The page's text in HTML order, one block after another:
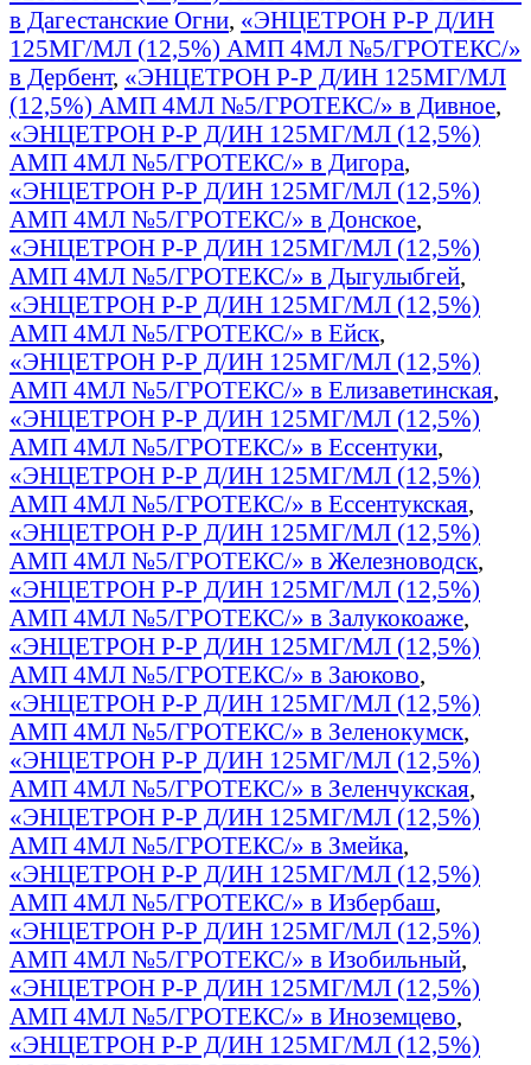
в Дагестанские Огни, «ЭНЦЕТРОН Р-Р Д/ИН
125МГ/МЛ (12,5%) АМП 4МЛ №5/ГРОТЕКС/»
в Дербент, «ЭНЦЕТРОН Р-Р Д/ИН 125МГ/МЛ
(12,5%) АМП 4МЛ №5/ГРОТЕКС/» в Дивное,
«ЭНЦЕТРОН Р-Р Д/ИН 125МГ/МЛ (12,5%)
АМП 4МЛ №5/ГРОТЕКС/» в Дигора,
«ЭНЦЕТРОН Р-Р Д/ИН 125МГ/МЛ (12,5%)
АМП 4МЛ №5/ГРОТЕКС/» в Донское,
«ЭНЦЕТРОН Р-Р Д/ИН 125МГ/МЛ (12,5%)
АМП 4МЛ №5/ГРОТЕКС/» в Дыгулыбгей,
«ЭНЦЕТРОН Р-Р Д/ИН 125МГ/МЛ (12,5%)
АМП 4МЛ №5/ГРОТЕКС/» в Ейск,
«ЭНЦЕТРОН Р-Р Д/ИН 125МГ/МЛ (12,5%)
АМП 4МЛ №5/ГРОТЕКС/» в Елизаветинская,
«ЭНЦЕТРОН Р-Р Д/ИН 125МГ/МЛ (12,5%)
АМП 4МЛ №5/ГРОТЕКС/» в Ессентуки,
«ЭНЦЕТРОН Р-Р Д/ИН 125МГ/МЛ (12,5%)
АМП 4МЛ №5/ГРОТЕКС/» в Ессентукская,
«ЭНЦЕТРОН Р-Р Д/ИН 125МГ/МЛ (12,5%)
АМП 4МЛ №5/ГРОТЕКС/» в Железноводск,
«ЭНЦЕТРОН Р-Р Д/ИН 125МГ/МЛ (12,5%)
АМП 4МЛ №5/ГРОТЕКС/» в Залукокоаже,
«ЭНЦЕТРОН Р-Р Д/ИН 125МГ/МЛ (12,5%)
АМП 4МЛ №5/ГРОТЕКС/» в Заюково,
«ЭНЦЕТРОН Р-Р Д/ИН 125МГ/МЛ (12,5%)
АМП 4МЛ №5/ГРОТЕКС/» в Зеленокумск,
«ЭНЦЕТРОН Р-Р Д/ИН 125МГ/МЛ (12,5%)
АМП 4МЛ №5/ГРОТЕКС/» в Зеленчукская,
«ЭНЦЕТРОН Р-Р Д/ИН 125МГ/МЛ (12,5%)
АМП 4МЛ №5/ГРОТЕКС/» в Змейка,
«ЭНЦЕТРОН Р-Р Д/ИН 125МГ/МЛ (12,5%)
АМП 4МЛ №5/ГРОТЕКС/» в Избербаш,
«ЭНЦЕТРОН Р-Р Д/ИН 125МГ/МЛ (12,5%)
АМП 4МЛ №5/ГРОТЕКС/» в Изобильный,
«ЭНЦЕТРОН Р-Р Д/ИН 125МГ/МЛ (12,5%)
АМП 4МЛ №5/ГРОТЕКС/» в Иноземцево,
«ЭНЦЕТРОН Р-Р Д/ИН 125МГ/МЛ (12,5%)